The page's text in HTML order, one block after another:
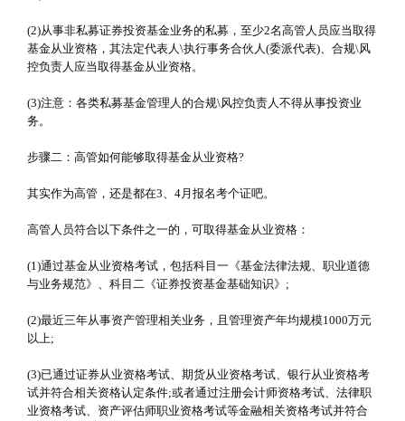
(2)从事非私募证券投资基金业务的私募，至少2名高管人员应当取得
基金从业资格，其法定代表人\执行事务合伙人(委派代表)、合规\风
控负责人应当取得基金从业资格。
(3)注意：各类私募基金管理人的合规\风控负责人不得从事投资业
务。
步骤二：高管如何能够取得基金从业资格?
其实作为高管，还是都在3、4月报名考个证吧。
高管人员符合以下条件之一的，可取得基金从业资格：
(1)通过基金从业资格考试，包括科目一《基金法律法规、职业道德
与业务规范》、科目二《证券投资基金基础知识》;
(2)最近三年从事资产管理相关业务，且管理资产年均规模1000万元
以上;
(3)已通过证券从业资格考试、期货从业资格考试、银行从业资格考
试并符合相关资格认定条件;或者通过注册会计师资格考试、法律职
业资格考试、资产评估师职业资格考试等金融相关资格考试并符合